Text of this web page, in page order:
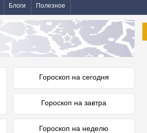
Блоги Полезное
Гороскоп на сегодня
Гороскоп на завтра
Гороскоп на неделю